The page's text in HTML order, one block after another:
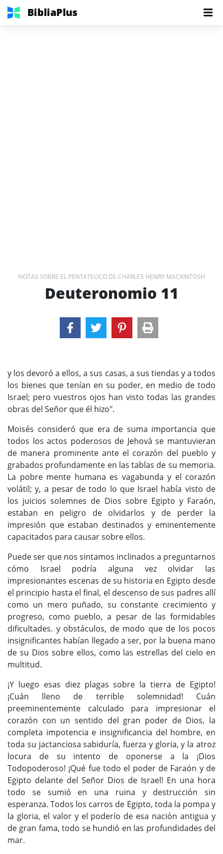
BibliaPlus
NOTAS SOBRE EL PENTATEUCO DE CHARLES HENRY MACKINTOSH
Deuteronomio 11
y los devoró a ellos, a sus casas, a sus tiendas y a todos
los bienes que tenían en su poder, en medio de todo
Israel; pero vuestros ojos han visto todas las grandes
obras del Señor que él hizo".
Moisés consideró que era de suma importancia que
todos los actos poderosos de Jehová se mantuvieran
de manera prominente ante el corazón del pueblo y
grabados profundamente en las tablas de su memoria.
La pobre mente humana es vagabunda y el corazón
volátil; y, a pesar de todo lo que Israel había visto de
los juicios solemnes de Dios sobre Egipto y Faraón,
estaban en peligro de olvidarlos y de perder la
impresión que estaban destinados y eminentemente
capacitados para causar sobre ellos.
Puede ser que nos sintamos inclinados a preguntarnos
cómo Israel podría alguna vez olvidar las
impresionantes escenas de su historia en Egipto desde
el principio hasta el final, el descenso de sus padres allí
como un mero puñado, su constante crecimiento y
progreso, como pueblo, a pesar de las formidables
dificultades. y obstáculos, de modo que de los pocos
insignificantes habían llegado a ser, por la buena mano
de su Dios sobre ellos, como las estrellas del cielo en
multitud.
¡Y luego esas diez plagas sobre la tierra de Egipto!
¡Cuán lleno de terrible solemnidad! Cuán
preeminentemente calculado para impresionar el
corazón con un sentido del gran poder de Dios, la
completa impotencia e insignificancia del hombre, en
toda su jactanciosa sabiduría, fuerza y ​​gloria, y la atroz
locura de su intento de oponerse a la ¡Dios
Todopoderoso! ¡Qué fue todo el poder de Faraón y de
Egipto delante del Señor Dios de Israel! En una hora
todo se sumió en una ruina y destrucción sin
esperanza. Todos los carros de Egipto, toda la pompa y
la gloria, el valor y el poderío de esa nación antigua y
de gran fama, todo se hundió en las profundidades del
mar.